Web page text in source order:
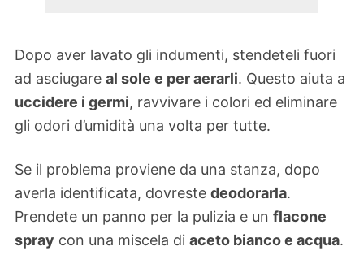
Dopo aver lavato gli indumenti, stendeteli fuori
ad asciugare al sole e per aerarli. Questo aiuta a
uccidere i germi, ravvivare i colori ed eliminare
gli odori d’umidità una volta per tutte.
Se il problema proviene da una stanza, dopo
averla identificata, dovreste deodorarla.
Prendete un panno per la pulizia e un flacone
spray con una miscela di aceto bianco e acqua.